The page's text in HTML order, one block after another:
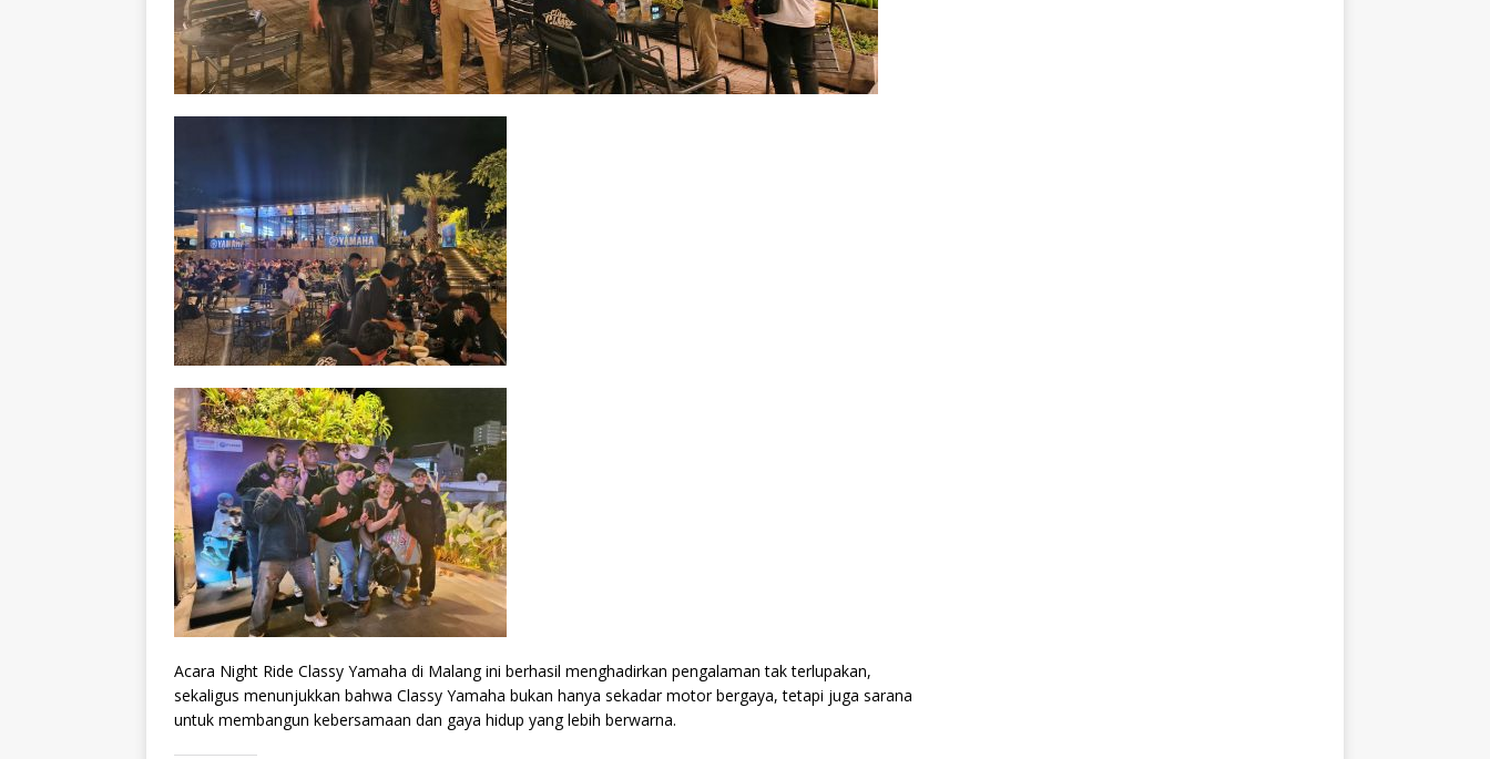
Acara Night Ride Classy Yamaha di Malang ini berhasil menghadirkan pengalaman tak terlupakan,
sekaligus menunjukkan bahwa Classy Yamaha bukan hanya sekadar motor bergaya, tetapi juga sarana
untuk membangun kebersamaan dan gaya hidup yang lebih berwarna.